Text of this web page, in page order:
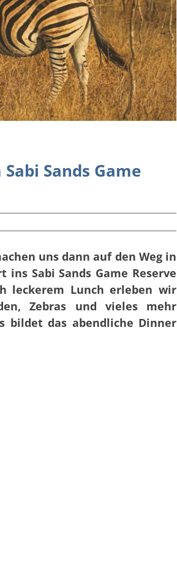
Sands Game
uns dann auf den Weg in
Sabi Sands Game Reserve
leckerem Lunch erleben wir
Zebras und vieles mehr
bildet das abendliche Dinner